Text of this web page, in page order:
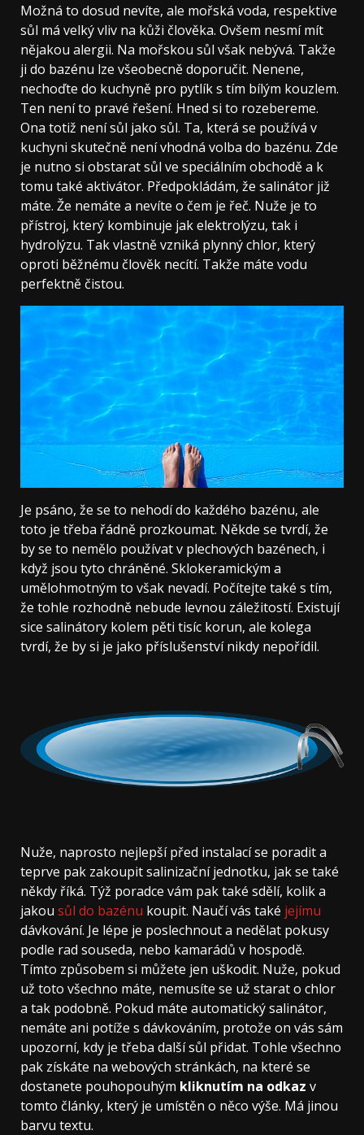
Možná to dosud nevíte, ale mořská voda, respektive
sůl má velký vliv na kůži člověka. Ovšem nesmí mít
nějakou alergii. Na mořskou sůl však nebývá. Takže
ji do bazénu lze všeobecně doporučit. Nenene,
nechoďte do kuchyně pro pytlík s tím bílým kouzlem.
Ten není to pravé řešení. Hned si to rozebereme.
Ona totiž není sůl jako sůl. Ta, která se používá v
kuchyni skutečně není vhodná volba do bazénu. Zde
je nutno si obstarat sůl ve speciálním obchodě a k
tomu také aktivátor. Předpokládám, že salinátor již
máte. Že nemáte a nevíte o čem je řeč. Nuže je to
přístroj, který kombinuje jak elektrolýzu, tak i
hydrolýzu. Tak vlastně vzniká plynný chlor, který
oproti běžnému člověk necítí. Takže máte vodu
perfektně čistou.
Je psáno, že se to nehodí do každého bazénu, ale
toto je třeba řádně prozkoumat. Někde se tvrdí, že
by se to nemělo používat v plechových bazénech, i
když jsou tyto chráněné. Sklokeramickým a
umělohmotným to však nevadí. Počítejte také s tím,
že tohle rozhodně nebude levnou záležitostí. Existují
sice salinátory kolem pěti tisíc korun, ale kolega
tvrdí, že by si je jako příslušenství nikdy nepořídil.
Nuže, naprosto nejlepší před instalací se poradit a
teprve pak zakoupit salinizační jednotku, jak se také
někdy říká. Týž poradce vám pak také sdělí, kolik a
jakou sůl do bazénu koupit. Naučí vás také jejímu
dávkování. Je lépe je poslechnout a nedělat pokusy
podle rad souseda, nebo kamarádů v hospodě.
Tímto způsobem si můžete jen uškodit. Nuže, pokud
už toto všechno máte, nemusíte se už starat o chlor
a tak podobně. Pokud máte automatický salinátor,
nemáte ani potíže s dávkováním, protože on vás sám
upozorní, kdy je třeba další sůl přidat. Tohle všechno
pak získáte na webových stránkách, na které se
dostanete pouhopouhým kliknutím na odkaz v
tomto články, který je umístěn o něco výše. Má jinou
barvu textu.